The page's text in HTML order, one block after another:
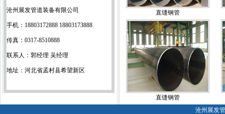
沧州展发管道装备有限公司
手机：18803172888 18803173888
传真：0317-8510888
联系人：郭经理 吴经理
地址：河北省孟村县希望新区
直缝钢管
直缝钢管
沧州展发